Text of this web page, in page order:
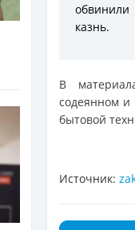
обвинили
казнь.
В
содеянном и
бытовой
Источник: